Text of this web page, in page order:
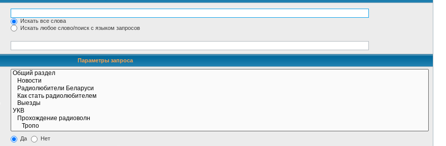
Искать все слова
Искать любое слово/поиск с языком запросов
Параметры запроса
Да Нет